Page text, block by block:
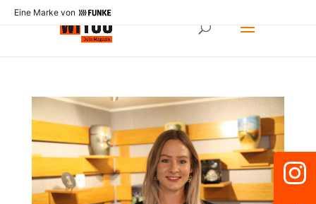
Eine Marke von